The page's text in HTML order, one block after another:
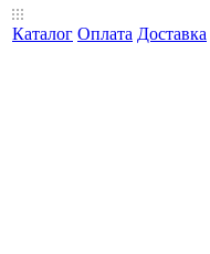
Каталог Оплата Доставка